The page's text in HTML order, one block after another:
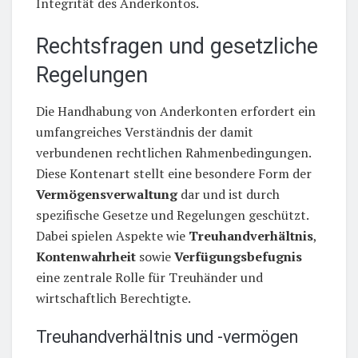
Rechtsfragen und gesetzliche
Regelungen
Die Handhabung von Anderkonten erfordert ein
umfangreiches Verständnis der damit
verbundenen rechtlichen Rahmenbedingungen.
Diese Kontenart stellt eine besondere Form der
Vermögensverwaltungdar und ist durch
spezifische Gesetze und Regelungen geschützt.
Dabei spielen Aspekte wie Treuhandverhältnis,
Kontenwahrheit sowieVerfügungsbefugnis
eine zentrale Rolle für Treuhänder und
wirtschaftlich Berechtigte.
Treuhandverhältnis und -vermögen